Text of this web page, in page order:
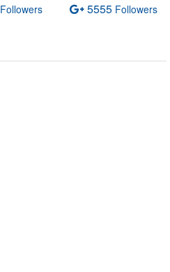
Followers 5555 Followers